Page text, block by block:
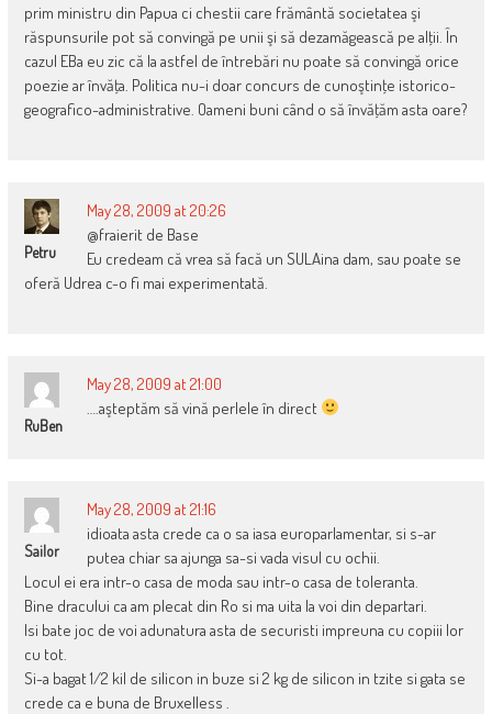
prim ministru din Papua ci chestii care frământă societatea şi
răspunsurile pot să convingă pe unii şi să dezamăgească pe alţii. În
cazul EBa eu zic că la astfel de întrebări nu poate să convingă orice
poezie ar învăţa. Politica nu-i doar concurs de cunoştinţe istorico-
geografico-administrative. Oameni buni când o să învăţăm asta oare?
Petru
May 28, 2009 at 20:26
@fraierit de Base
Eu credeam că vrea să facă un SULAina dam, sau poate se
oferă Udrea c-o fi mai experimentată.
RuBen
May 28, 2009 at 21:00
….aşteptăm să vină perlele în direct
Sailor
May 28, 2009 at 21:16
idioata asta crede ca o sa iasa europarlamentar, si s-ar
putea chiar sa ajunga sa-si vada visul cu ochii.
Locul ei era intr-o casa de moda sau intr-o casa de toleranta.
Bine dracului ca am plecat din Ro si ma uita la voi din departari.
Isi bate joc de voi adunatura asta de securisti impreuna cu copiii lor
cu tot.
Si-a bagat 1/2 kil de silicon in buze si 2 kg de silicon in tzite si gata se
crede ca e buna de Bruxelless .